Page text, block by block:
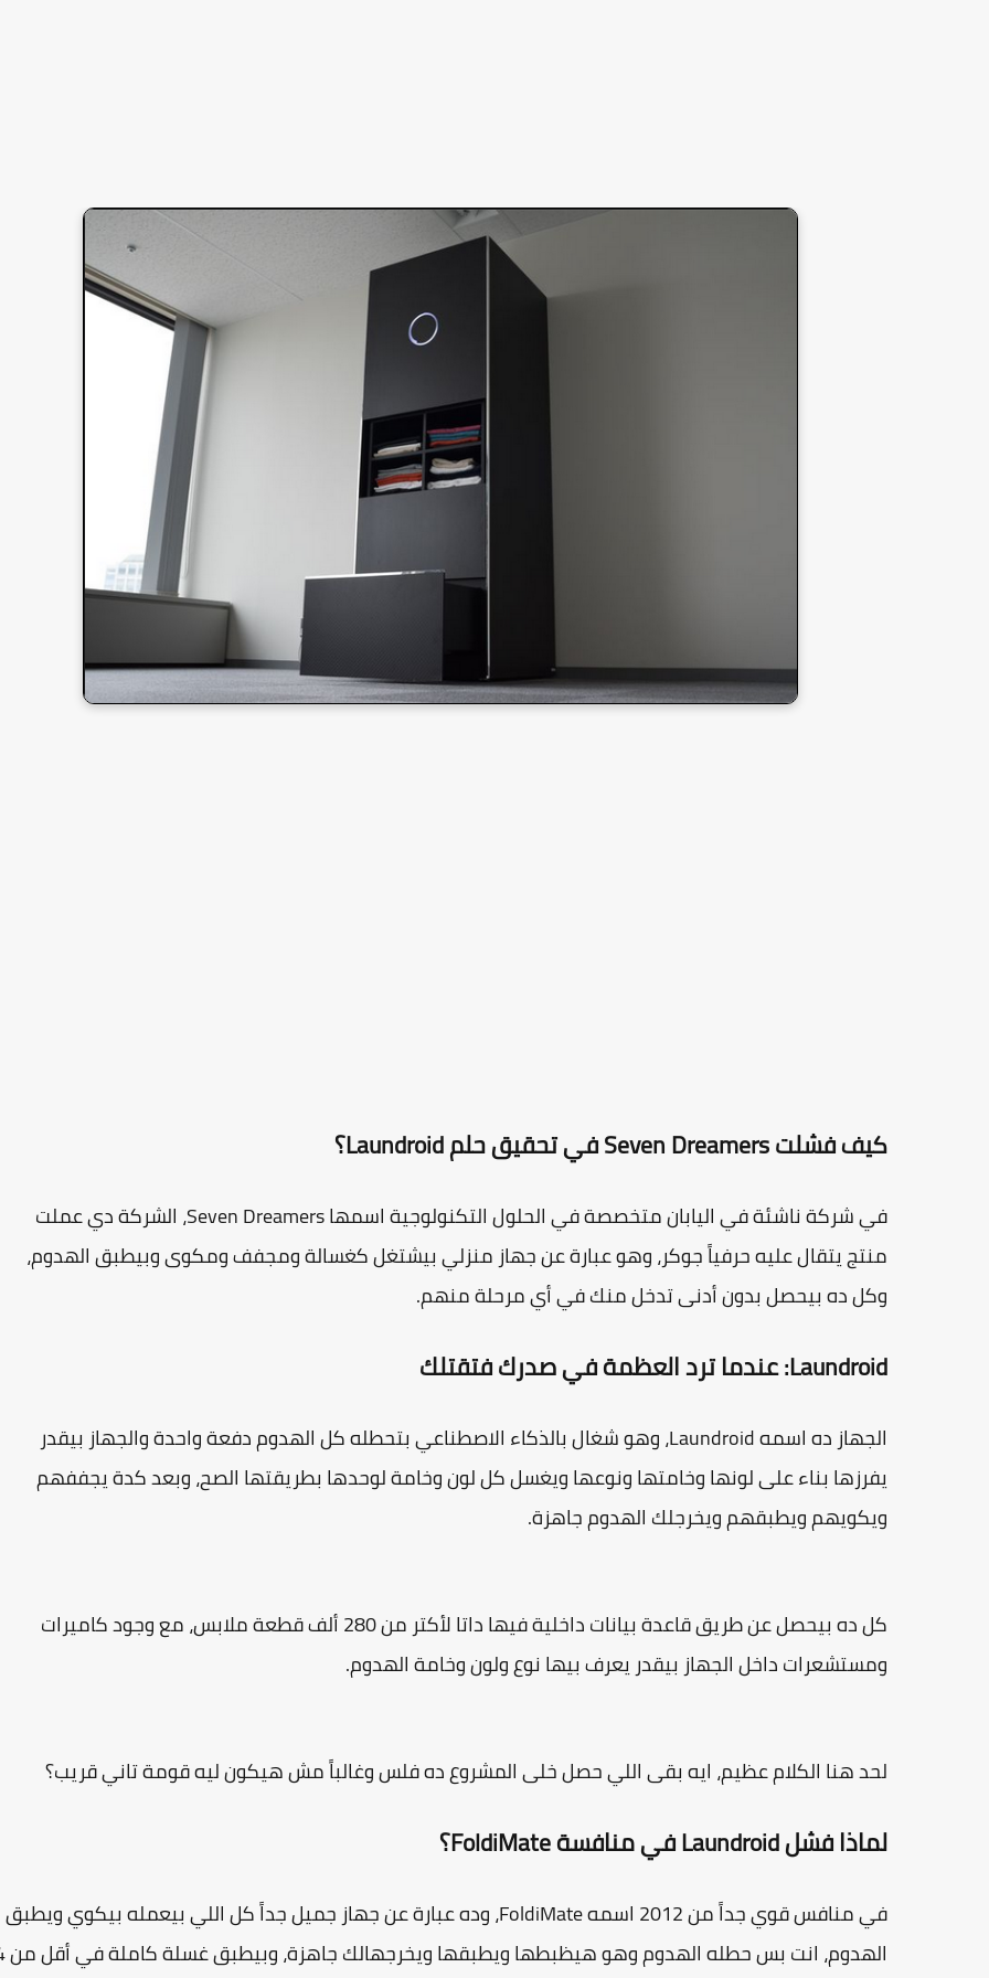
كيف فشلت Seven Dreamers في تحقيق حلم Laundroid؟
في شركة ناشئة في اليابان متخصصة في الحلول التكنولوجية اسمها Seven Dreamers، الشركة دي عملت
منتج يتقال عليه حرفياً جوكر، وهو عبارة عن جهاز منزلي بيشتغل كغسالة ومجفف ومكوى وبيطبق الهدوم،
وكل ده بيحصل بدون أدنى تدخل منك في أي مرحلة منهم.
Laundroid: عندما ترد العظمة في صدرك فتقتلك
الجهاز ده اسمه Laundroid، وهو شغال بالذكاء الاصطناعي بتحطله كل الهدوم دفعة واحدة والجهاز بيقدر
يفرزها بناء على لونها وخامتها ونوعها ويغسل كل لون وخامة لوحدها بطريقتها الصح، وبعد كدة يجففهم
ويكويهم ويطبقهم ويخرجلك الهدوم جاهزة.
كل ده بيحصل عن طريق قاعدة بيانات داخلية فيها داتا لأكتر من 280 ألف قطعة ملابس، مع وجود كاميرات
ومستشعرات داخل الجهاز بيقدر يعرف بيها نوع ولون وخامة الهدوم.
لحد هنا الكلام عظيم، ايه بقى اللي حصل خلى المشروع ده فلس وغالباً مش هيكون ليه قومة تاني قريب؟
لماذا فشل Laundroid في منافسة FoldiMate؟
في منافس قوي جداً من 2012 اسمه FoldiMate، وده عبارة عن جهاز جميل جداً كل اللي بيعمله بيكوي ويطبق
الهدوم، انت بس حطله الهدوم